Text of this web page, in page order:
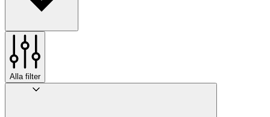
Alla filter